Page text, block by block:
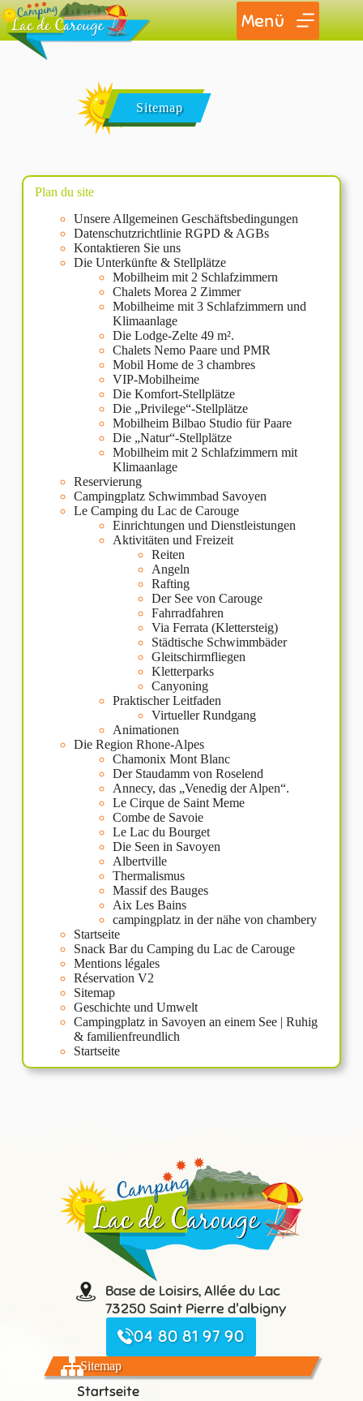
Menü
Sitemap
Plan du site
Unsere Allgemeinen Geschäftsbedingungen
Datenschutzrichtlinie RGPD & AGBs
Kontaktieren Sie uns
Die Unterkünfte & Stellplätze
Mobilheim mit 2 Schlafzimmern
Chalets Morea 2 Zimmer
Mobilheime mit 3 Schlafzimmern und
Klimaanlage
Die Lodge-Zelte 49 m².
Chalets Nemo Paare und PMR
Mobil Home de 3 chambres
VIP-Mobilheime
Die Komfort-Stellplätze
Die „Privilege“-Stellplätze
Mobilheim Bilbao Studio für Paare
Die „Natur“-Stellplätze
Mobilheim mit 2 Schlafzimmern mit
Klimaanlage
Reservierung
Campingplatz Schwimmbad Savoyen
Le Camping du Lac de Carouge
Einrichtungen und Dienstleistungen
Aktivitäten und Freizeit
Reiten
Angeln
Rafting
Der See von Carouge
Fahrradfahren
Via Ferrata (Klettersteig)
Städtische Schwimmbäder
Gleitschirmfliegen
Kletterparks
Canyoning
Praktischer Leitfaden
Virtueller Rundgang
Animationen
Die Region Rhone-Alpes
Chamonix Mont Blanc
Der Staudamm von Roselend
Annecy, das „Venedig der Alpen“.
Le Cirque de Saint Meme
Combe de Savoie
Le Lac du Bourget
Die Seen in Savoyen
Albertville
Thermalismus
Massif des Bauges
Aix Les Bains
campingplatz in der nähe von chambery
Startseite
Snack Bar du Camping du Lac de Carouge
Mentions légales
Réservation V2
Sitemap
Geschichte und Umwelt
Campingplatz in Savoyen an einem See | Ruhig
& familienfreundlich
Startseite
Base de Loisirs, Allée du Lac
73250 Saint Pierre d'albigny
04 80 81 97 90
Sitemap
Startseite